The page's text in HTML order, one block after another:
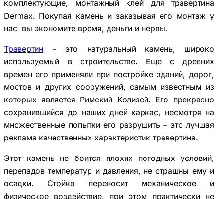
комплектующие, монтажный клей для травертина
Dermax. Покупая камень и заказывая его монтаж у
нас, вы экономите время, деньги и нервы.
Травертин – это натуральный камень, широко
используемый в строительстве. Еще с древних
времен его применяли при постройке зданий, дорог,
мостов и других сооружений, самым известным из
которых является Римский Колизей. Его прекрасно
сохранившийся до наших дней каркас, несмотря на
множественные попытки его разрушить – это лучшая
реклама качественных характеристик травертина.
Этот камень не боится плохих погодных условий,
перепадов температур и давления, не страшны ему и
осадки. Стойко переносит механическое и
физическое воздействие, при этом практически не